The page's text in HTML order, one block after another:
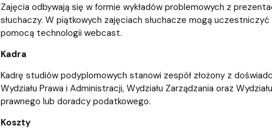
Zajęcia odbywają się w formie wykładów problemowych z
słuchaczy. W piątkowych zajęciach słuchacze mogą
pomocą technologii webcast.
Kadra
Kadrę studiów podyplomowych stanowi zespół złożony z
Wydziału Prawa i Administracji, Wydziału Zarządzania oraz
prawnego lub doradcy podatkowego.
Koszty